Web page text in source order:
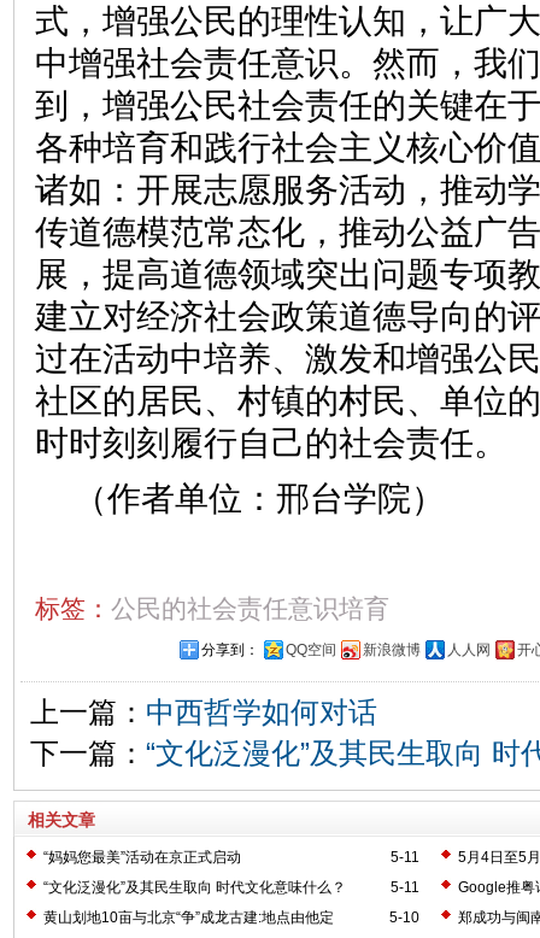
式，增强公民的理性认知，让广
中增强社会责任意识。然而，我
到，增强公民社会责任的关键在
各种培育和践行社会主义核心价
诸如：开展志愿服务活动，推动
传道德模范常态化，推动公益广
展，提高道德领域突出问题专项
建立对经济社会政策道德导向的
过在活动中培养、激发和增强公
社区的居民、村镇的村民、单位
时时刻刻履行自己的社会责任。
（作者单位：邢台学院）
标签： 公民的社会责任意识培育
分享到： QQ空间 新浪微博 人人网 开
上一篇： 中西哲学如何对话
下一篇： “文化泛漫化”及其民生取向 时
相关文章
5-11
“妈妈您最美”活动在京正式启动
5月4日至5
5-11
“文化泛漫化”及其民生取向 时代文化意味什么？
Google推粤
5-10
黄山划地10亩与北京“争”成龙古建:地点由他定
郑成功与闽